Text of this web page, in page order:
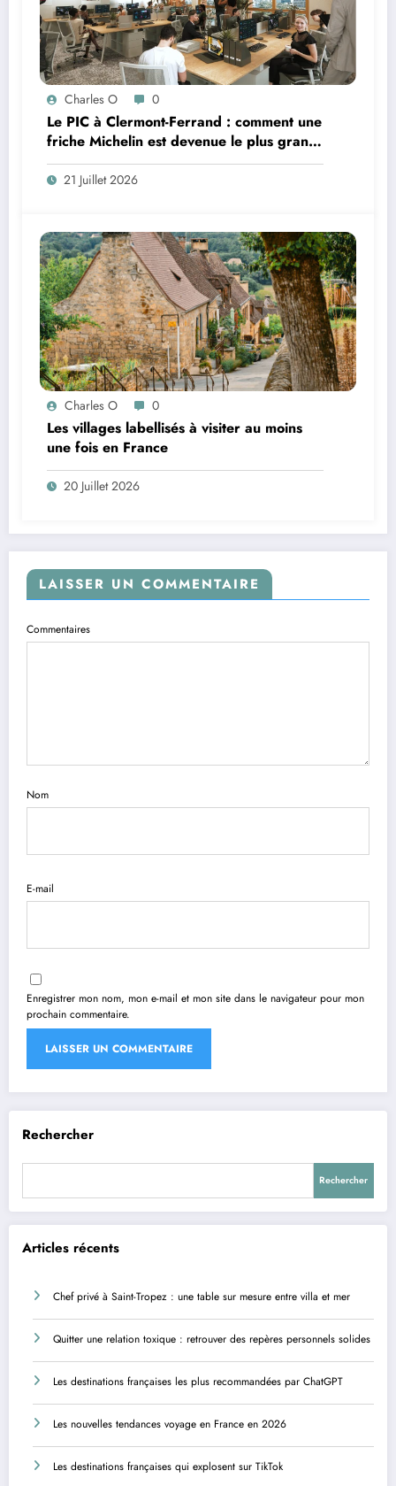
Charles O 0
Le PIC à Clermont-Ferrand : comment une
friche Michelin est devenue le plus grand
coworking de France ?
21 Juillet 2026
Charles O 0
Les villages labellisés à visiter au moins
une fois en France
20 Juillet 2026
LAISSER UN COMMENTAIRE
Commentaires
Nom
E-mail
Enregistrer mon nom, mon e-mail et mon site dans le navigateur pour mon
prochain commentaire.
Rechercher
Rechercher
Articles récents
Chef privé à Saint-Tropez : une table sur mesure entre villa et mer
Quitter une relation toxique : retrouver des repères personnels solides
Les destinations françaises les plus recommandées par ChatGPT
Les nouvelles tendances voyage en France en 2026
Les destinations françaises qui explosent sur TikTok